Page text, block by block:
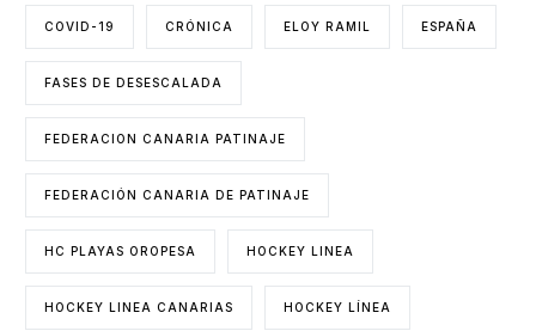
COVID-19 CRÓNICA ELOY RAMIL ESPAÑA
FASES DE DESESCALADA
FEDERACION CANARIA PATINAJE
FEDERACIÓN CANARIA DE PATINAJE
HC PLAYAS OROPESA HOCKEY LINEA
HOCKEY LINEA CANARIAS HOCKEY LÍNEA